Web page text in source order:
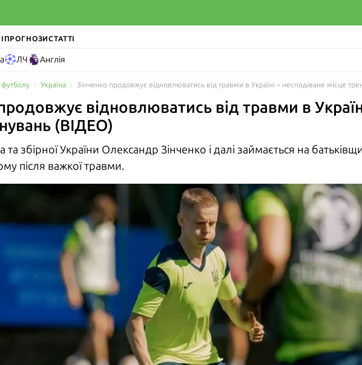
ПРОГНОЗИСТАТТІ
ЛЧ Англія
Україна Зінченко продовжує відновлюватись від травми в Україні – несподіване місце
відновлюватись від травми в
(ВІДЕО)
та збірної України Олександр Зінченко і далі займається на
після важкої травми.